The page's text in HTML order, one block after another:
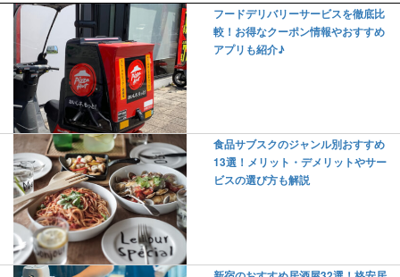
フードデリバリーサービスを徹底比
較！お得なクーポン情報やおすすめ
アプリも紹介♪
食品サブスクのジャンル別おすすめ
13選！メリット・デメリットやサー
ビスの選び方も解説